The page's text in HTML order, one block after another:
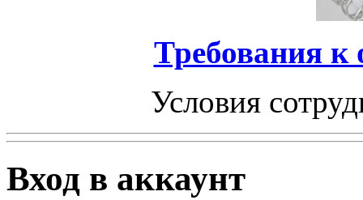
Требования к
Условия
Вход в аккаунт